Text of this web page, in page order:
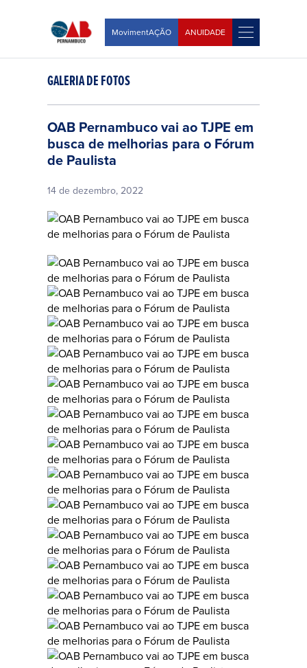
MovimentAÇÃO ANUIDADE
GALERIA DE FOTOS
OAB Pernambuco vai ao TJPE em
busca de melhorias para o Fórum
de Paulista
14 de dezembro, 2022